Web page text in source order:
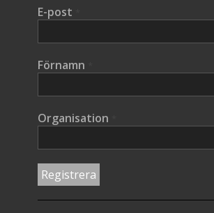
E-post
Förnamn
Organisation